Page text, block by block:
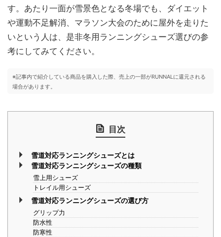
す。あたり一面が雪景色となる冬場でも、ダイエット
や運動不足解消、マラソン大会のために屋外を走りた
いという人は、是非冬用ランニングシューズ選びの参
考にしてみてください。
※記事内で紹介している商品を購入した際、売上の一部がRUNNALに還元される
場合があります。
目次
雪道対応ランニングシューズとは
雪道対応ランニングシューズの種類
雪上用シューズ
トレイル用シューズ
雪道対応ランニングシューズの選び方
グリップ力
防水性
防寒性